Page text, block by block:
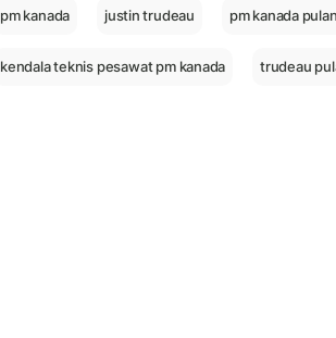
pm kanada justin trudeau pm kanada
kendala teknis pesawat pm kanada trudeau